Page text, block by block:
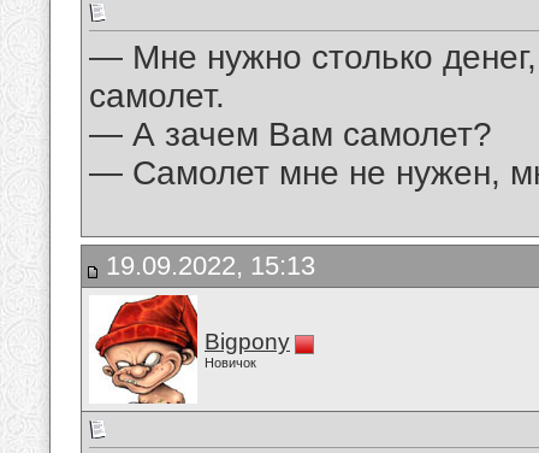
— Мне нужно столько
самолет.
— А зачем Вам самолет?
— Самолет мне не нужен,
19.09.2022, 15:13
Bigpony
Новичок